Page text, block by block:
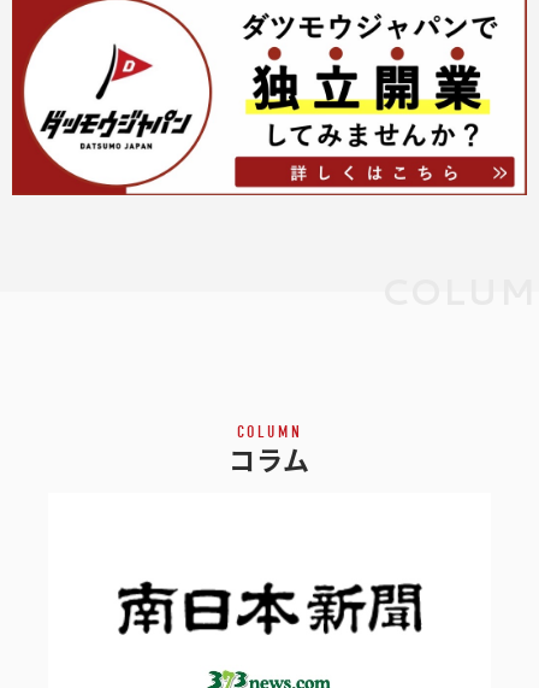
COLUMN
コラム